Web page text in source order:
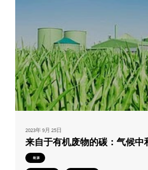
2023年 9月 25日
来自于有机废物的碳：气候中
能源